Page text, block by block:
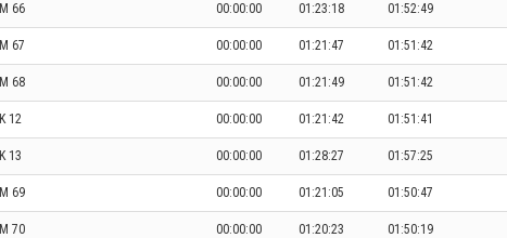
M 66 00:00:00 01:23:18 01:52:49
M 67 00:00:00 01:21:47 01:51:42
M 68 00:00:00 01:21:49 01:51:42
K 12 00:00:00 01:21:42 01:51:41
K 13 00:00:00 01:28:27 01:57:25
M 69 00:00:00 01:21:05 01:50:47
M 70 00:00:00 01:20:23 01:50:19